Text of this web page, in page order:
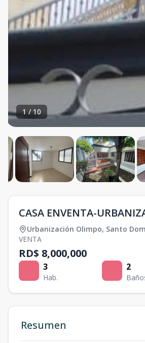
1/10
CASA ENVENTA-
Urbanización Olimpo, Santo
VENTA
RD$ 8,000,000
3
Hab.
2
Resumen